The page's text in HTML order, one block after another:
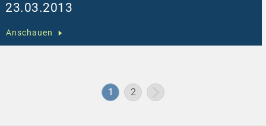
23.03.2013
Anschauen
1 2